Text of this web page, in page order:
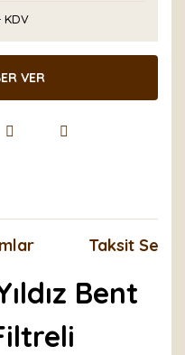
KDV
VER
Taksit
Bent